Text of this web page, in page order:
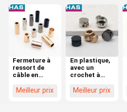
Fermeture à
ressort de
câble en
zinc
Meilleur prix
En plastique,
avec un
crochet à
bouchon
Meilleur prix